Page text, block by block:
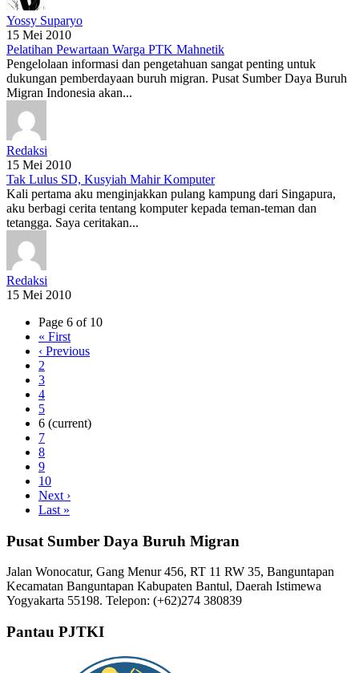
Yossy Suparyo
15 Mei 2010
Pelatihan Pewartaan Warga PTK Mahnetik
Pengelolaan informasi dan pengetahuan sangat penting untuk
dukungan pemberdayaan buruh migran. Pusat Sumber Daya Buruh
Migran Indonesia akan...
Redaksi
15 Mei 2010
Tak Lulus SD, Kusyiah Mahir Komputer
Kali pertama aku menginjakkan pulang kampung dari Singapura,
aku berbagi cerita tentang komputer kepada teman-teman dan
tetangga. Saya ceritakan...
Redaksi
15 Mei 2010
Page 6 of 10
« First
‹ Previous
2
3
4
5
6 (current)
7
8
9
10
Next ›
Last »
Pusat Sumber Daya Buruh Migran
Jalan Wonocatur, Gang Menur 456, RT 11 RW 35, Banguntapan
Kecamatan Banguntapan Kabupaten Bantul, Daerah Istimewa
Yogyakarta 55198. Telepon: (+62)274 380839
Pantau PJTKI